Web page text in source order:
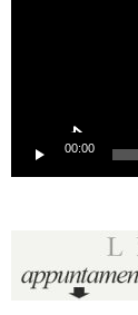
00:00